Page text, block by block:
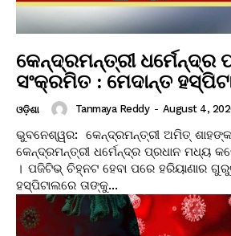
କେନ୍ଦ୍ରମନ୍ତ୍ରୀ ଧର୍ମେନ୍ଦ୍ର
ସଂକ୍ରମିତ : ମେଦାନ୍ତ
ଓଡ଼ିଶା Tanmaya Reddy - August 4,
ଭୁବନେଶ୍ୱର: କେନ୍ଦ୍ରମନ୍ତ୍ରୀ ଅମିତ୍
କେନ୍ଦ୍ରମନ୍ତ୍ରୀ ଧର୍ମେନ୍ଦ୍ର ପ୍ରଧାନ ମଧ୍ୟ
। ପଜିଟିଭ୍ ଚିହ୍ନଟ ହେବା ପରେ ହରିୟାଣାର
ହସ୍ପିଟାଲରେ ତାଙ୍କୁ...